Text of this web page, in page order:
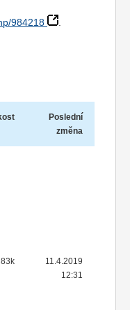
984218
Poslední
změna
11.4.2019
12:31